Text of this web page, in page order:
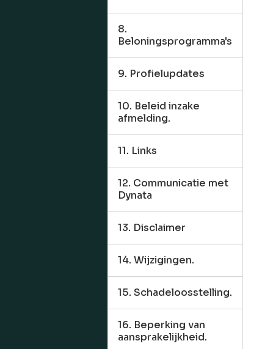
8.
Beloningsprogramma's
9. Profielupdates
10. Beleid inzake
afmelding.
11. Links
12. Communicatie met
Dynata
13. Disclaimer
14. Wijzigingen.
15. Schadeloosstelling.
16. Beperking van
aansprakelijkheid.